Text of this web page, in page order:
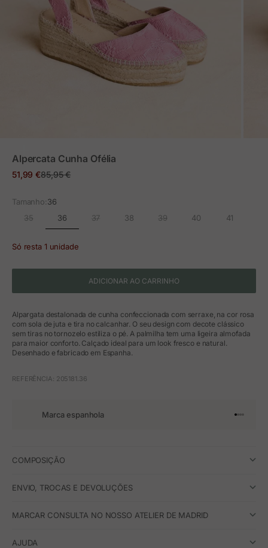
Alpercata Cunha Ofélia
Preço em promoção
51,99 €Preço normal
85,95 €
Tamanho:36
35
36 37 38 39 40 41
Só resta 1 unidade
ADICIONAR AO CARRINHO
Alpargata destalonada de cunha confeccionada com serraxe, na cor rosa
com sola de juta e tira no calcanhar. O seu design com decote clássico
sem tiras no tornozelo estiliza o pé. A palmilha tem uma ligeira almofada
para maior conforto. Calçado ideal para um look fresco e natural.
Desenhado e fabricado em Espanha.
REFERÊNCIA: 205181.36
Marca espanhola Ir para o
Ir para
Ir para
Ir para
COMPOSIÇÃO
ENVIO, TROCAS E DEVOLUÇÕES
MARCAR CONSULTA NO NOSSO ATELIER DE MADRID
AJUDA